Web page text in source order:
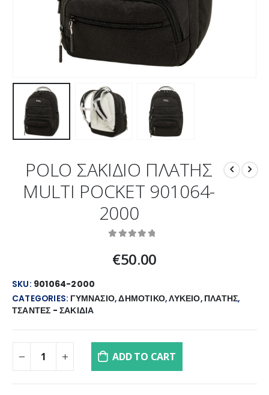
POLO ΣΑΚΙΔΙΟ ΠΛΑΤΗΣ
MULTI POCKET 901064-
2000
€50.00
SKU: 901064-2000
CATEGORIES: ΓΥΜΝΑΣΙΟ,ΔΗΜΟΤΙΚΟ,ΛΥΚΕΙΟ, ΠΛΑΤΗΣ,
ΤΣΑΝΤΕΣ - ΣΑΚΙΔΙΑ
ADD TO CART